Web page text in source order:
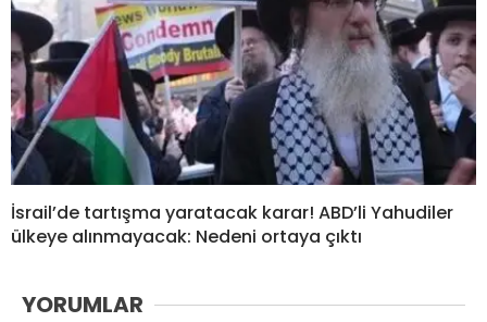
İsrail’de tartışma yaratacak karar! ABD’li Yahudiler
ülkeye alınmayacak: Nedeni ortaya çıktı
YORUMLAR